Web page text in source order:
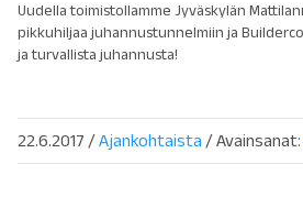
Uudella toimistollamme Jyväskylän
pikkuhiljaa juhannustunnelmiin ja
ja turvallista juhannusta!
22.6.2017 /Ajankohtaista / Avainsanat: